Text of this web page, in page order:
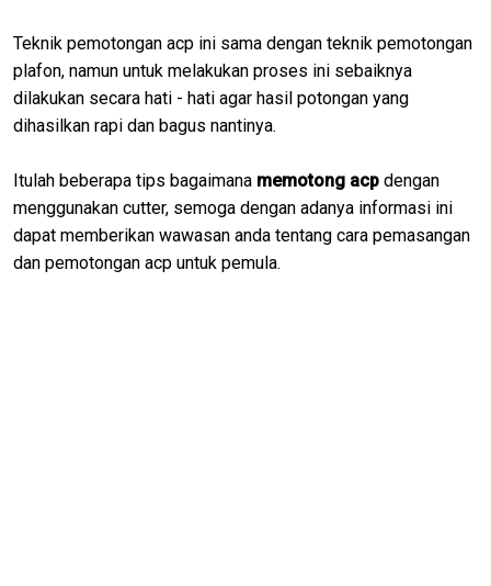
Teknik pemotongan acp ini sama dengan teknik pemotongan
plafon, namun untuk melakukan proses ini sebaiknya
dilakukan secara hati - hati agar hasil potongan yang
dihasilkan rapi dan bagus nantinya.
Itulah beberapa tips bagaimana memotong acp dengan
menggunakan cutter, semoga dengan adanya informasi ini
dapat memberikan wawasan anda tentang cara pemasangan
dan pemotongan acp untuk pemula.